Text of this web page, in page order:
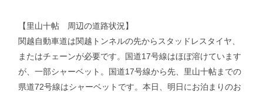
【里山十帖 周辺の道路状況】
関越自動車道は関越トンネルの先からスタッドレスタイヤ、
またはチェーンが必要です。国道17号線はほぼ溶けています
が、一部シャーベット。国道17号線から先、里山十帖までの
県道72号線はシャーベットです。本日、明日にお泊まりのお